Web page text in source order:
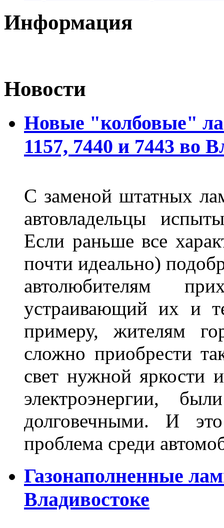
Информация
Новости
Новые "колбовые"
1157, 7440 и 7443 во
С заменой штатных
автовладельцы
Если раньше все
почти идеально)
автолюбителям
устраивающий их и
примеру, жителям
сложно приобрести
свет нужной яркости
электроэнергии,
долговечными. И
проблема среди
Газонаполненные
Владивостоке